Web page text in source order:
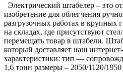
Электрический штабелер – это
изобретение для облегчения
разгрузочных работах в крупных
на складах, где присутствуют
перемещать товар в штабели.
который доставляет наш
характеристики: тип —
1,6 тонн размеры – 2050/1120/